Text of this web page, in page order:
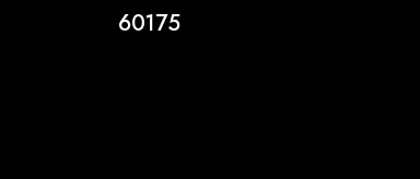
60175